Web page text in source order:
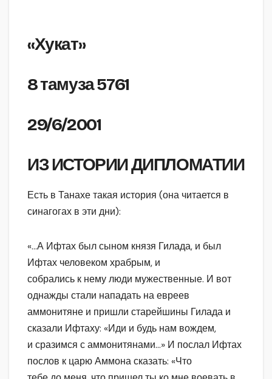
«Хукат»
8 тамуза 5761
29/6/2001
ИЗ ИСТОРИИ ДИПЛОМАТИИ
Есть в Танахе такая история (она читается в
синагогах в эти дни):
«…А Ифтах был сыном князя Гилада, и был
Ифтах человеком храбрым, и
собрались к нему люди мужественные. И вот
однажды стали нападать на евреев
аммонитяне и пришли старейшины Гилада и
сказали Ифтаху: «Иди и будь нам вождем,
и сразимся с аммонитянами…» И послал Ифтах
послов к царю Аммона сказать: «Что